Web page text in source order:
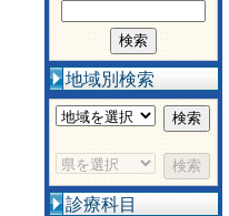
地域別検索
診療科目